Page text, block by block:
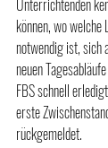
Unterrichtenden
können, wo
notwendig ist, sich
neuen
FBS schnell
erste
rückgemeldet.